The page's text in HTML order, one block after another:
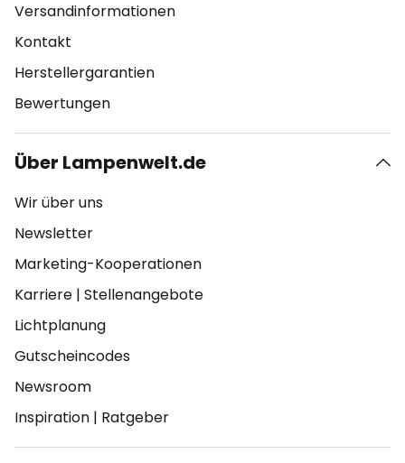
Versandinformationen
Kontakt
Herstellergarantien
Bewertungen
Über Lampenwelt.de
Wir über uns
Newsletter
Marketing-Kooperationen
Karriere | Stellenangebote
Lichtplanung
Gutscheincodes
Newsroom
Inspiration | Ratgeber